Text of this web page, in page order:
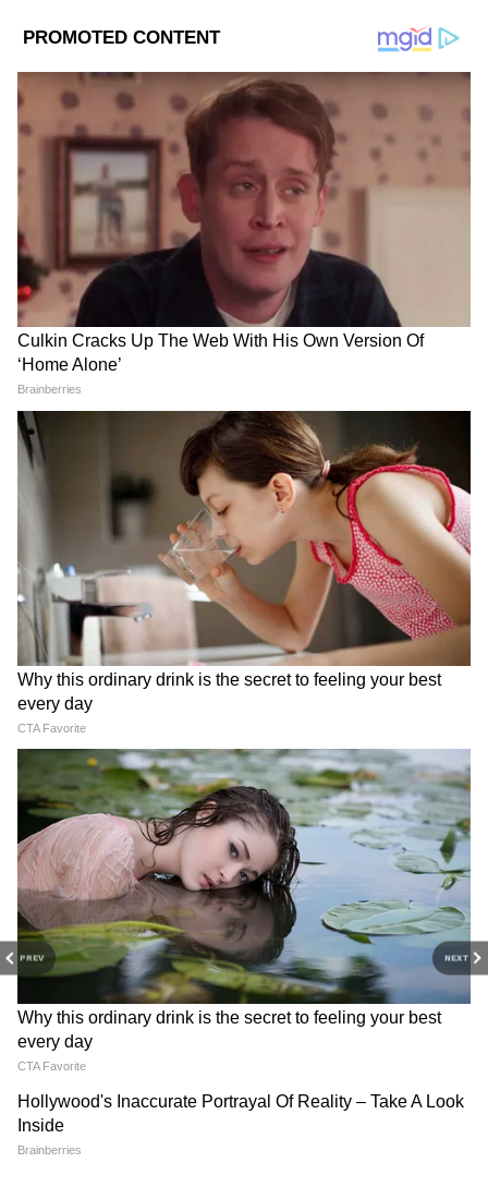
PREV NEXT
6
রাতে মুখে জমে থাকা ব্যাকটেরিয়া দূর হয়। কেউ
কেউ অল্প টুথপেস্ট ব্যবহার করলেও অনেকেই বেশি
টুথপেস্ট ব্যবহার করেন।
3
6
বেশি টুথপেস্ট ব্যবহারে দাঁত ভালো পরিষ্কার হয়
বলে মনে করেন। কিন্তু অতিরিক্ত টুথপেস্ট ব্যবহারে
ক্ষতির সম্ভাবনাই বেশি।
4